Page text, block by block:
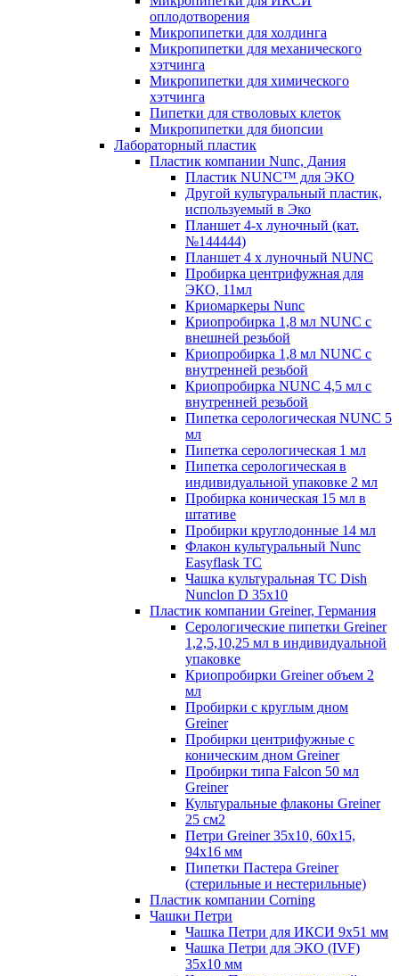
оплодотворения
Микропипетки для холдинга
Микропипетки для механического
хэтчинга
Микропипетки для химического
хэтчинга
Пипетки для стволовых клеток
Микропипетки для биопсии
Лабораторный пластик
Пластик компании Nunc, Дания
Пластик NUNC™ для ЭКО
Другой культуральный пластик,
используемый в Эко
Планшет 4-х луночный (кат.
№144444)
Планшет 4 х луночный NUNC
Пробирка центрифужная для
ЭКО, 11мл
Криомаркеры Nunc
Криопробирка 1,8 мл NUNC с
внешней резьбой
Криопробирка 1,8 мл NUNC с
внутренней резьбой
Криопробирка NUNC 4,5 мл с
внутренней резьбой
Пипетка серологическая NUNC 5
мл
Пипетка серологическая 1 мл
Пипетка серологическая в
индивидуальной упаковке 2 мл
Пробирка коническая 15 мл в
штативе
Пробирки круглодонные 14 мл
Флакон культуральный Nunc
Easyflask TC
Чашка культуральная TC Dish
Nunclon D 35x10
Пластик компании Greiner, Германия
Серологические пипетки Greiner
1,2,5,10,25 мл в индивидуальной
упаковке
Криопробирки Greiner объем 2
мл
Пробирки с круглым дном
Greiner
Пробирки центрифужные с
коническим дном Greiner
Пробирки типа Falcon 50 мл
Greiner
Культуральные флаконы Greiner
25 см2
Петри Greiner 35х10, 60х15,
94х16 мм
Пипетки Пастера Greiner
(стерильные и нестерильные)
Пластик компании Corning
Чашки Петри
Чашка Петри для ИКСИ 9x51 мм
Чашка Петри для ЭКО (IVF)
35x10 мм